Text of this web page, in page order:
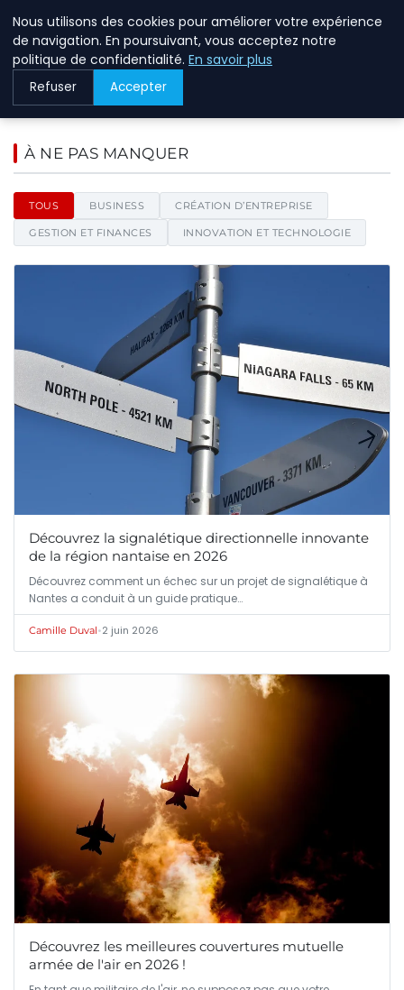
BREIGHAWAY
Breighaway - Le blog de
À NE PAS MANQUER
TOUS BUSINESS CRÉATION D’ENTREPRISE
GESTION ET FINANCES INNOVATION ET TECHNOLOGIE
Découvrez la signalétique directionnelle innovante
de la région nantaise en 2026
Découvrez comment un échec sur un projet de signalétique à
Nantes a conduit à un guide pratique…
Camille Duval•2 juin 2026
Découvrez les meilleures couvertures mutuelle
armée de l'air en 2026 !
Nous utilisons des cookies pour améliorer votre expérience
de navigation. En poursuivant, vous acceptez notre
politique de confidentialité. En savoir plus
Refuser Accepter